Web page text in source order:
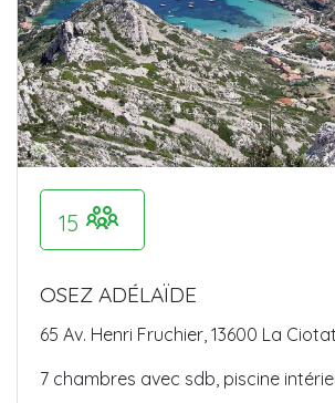
15
OSEZ ADÉLAÏDE
65 Av. Henri Fruchier, 13600 La Ciotat
7 chambres avec sdb, piscine